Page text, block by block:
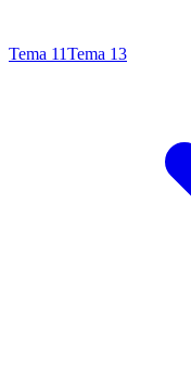
Tema 11Tema 13